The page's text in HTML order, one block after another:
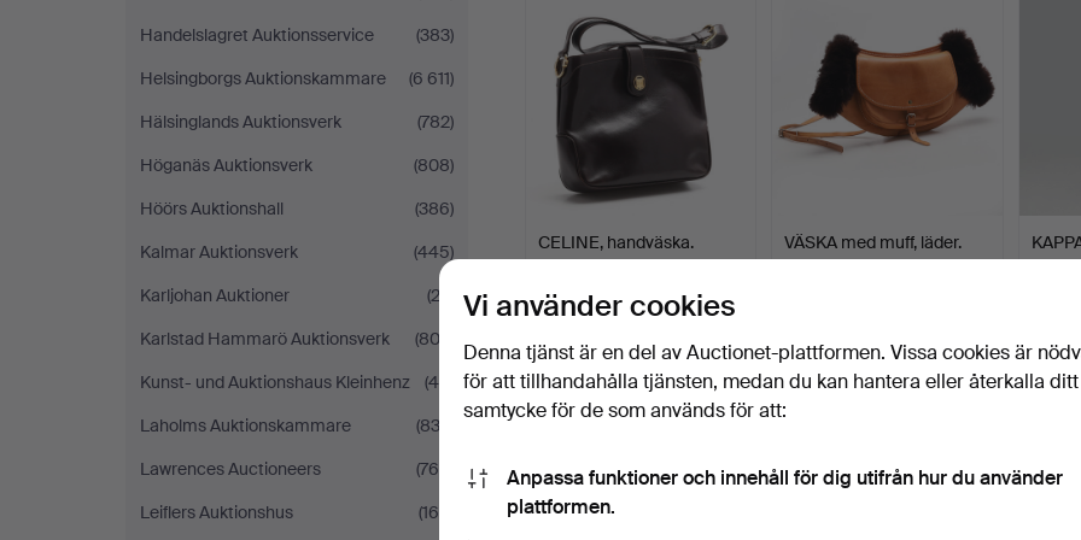
Handelslagret Auktionsservice
(383)
Helsingborgs Auktionskammare
(6 611)
Hälsinglands Auktionsverk
(782)
Höganäs Auktionsverk
(808)
Höörs Auktionshall
(386)
Kalmar Auktionsverk
(445)
Karljohan Auktioner
(23)
Karlstad Hammarö Auktionsverk
(802)
Kunst- und Auktionshaus Kleinhenz
(46)
Laholms Auktionskammare
(832)
Lawrences Auctioneers
(764)
Leiflers Auktionshus
(165)
CELINE, handväska.
14 bud
148 USD
VÄSKA med muff, läder.
66 USD 32
Vi använder cookies
Denna tjänst är en del av Auctionet-plattformen. Vissa cookies är
för att tillhandahålla tjänsten, medan du kan hantera eller återkalla ditt
samtycke för de som används för att:
Anpassa funktioner och innehåll för dig utifrån hur du använder
plattformen.